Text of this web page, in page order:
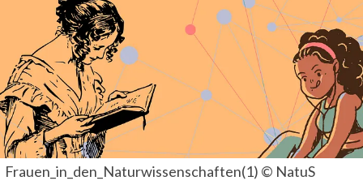
Frauen_in_den_Naturwissenschaften(1) © NatuS